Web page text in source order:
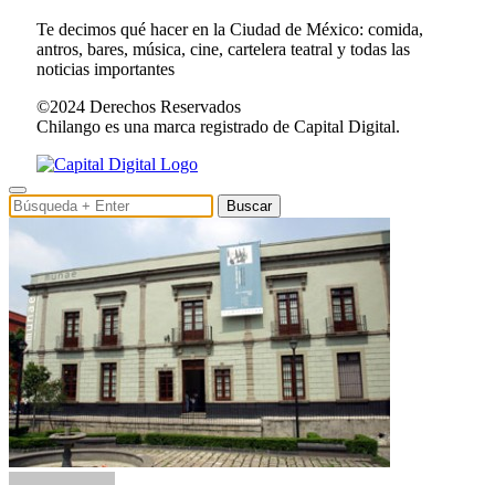
Te decimos qué hacer en la Ciudad de México: comida,
antros, bares, música, cine, cartelera teatral y todas las
noticias importantes
©2024 Derechos Reservados
Chilango es una marca registrado de Capital Digital.
Buscar